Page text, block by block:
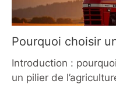
dans la terre après la
Pourquoi choisir
Case IH en 2026 ?
Introduction :
un pilier de